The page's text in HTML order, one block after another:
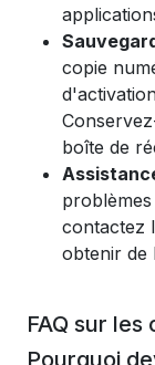
copie
boîte de
contactez
obtenir de
FAQ sur
Pourquoi